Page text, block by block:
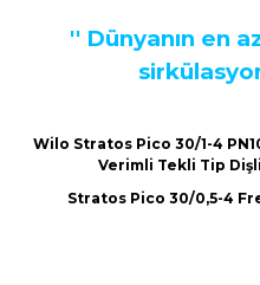
'' Dünyanın en
Wilo Stratos Pico 30/1-4
Verimli Tekli Tip
Stratos Pico 30/0,5-4